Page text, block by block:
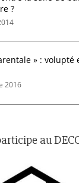
?
» : volupté
2016
au